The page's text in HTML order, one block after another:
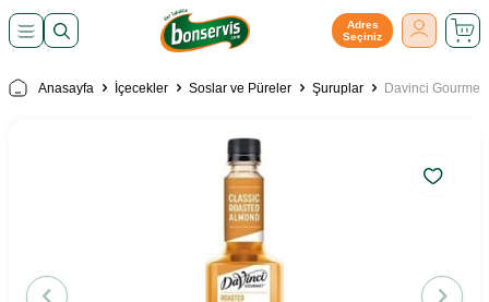
Adres
Seçiniz
Anasayfa İçecekler Soslar ve Püreler Şuruplar Davinci Gourmet